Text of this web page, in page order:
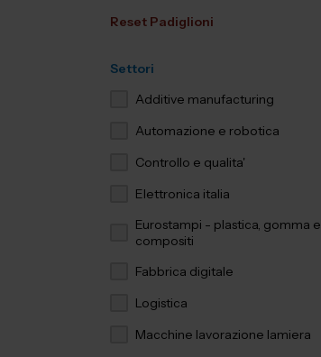
Reset Padiglioni
Settori
Additive manufacturing
Automazione e robotica
Controllo e qualita'
Elettronica italia
Eurostampi - plastica, gomma e
compositi
Fabbrica digitale
Logistica
Macchine lavorazione lamiera